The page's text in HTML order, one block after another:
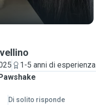
1-5 anni di esperienza
Di solito risponde